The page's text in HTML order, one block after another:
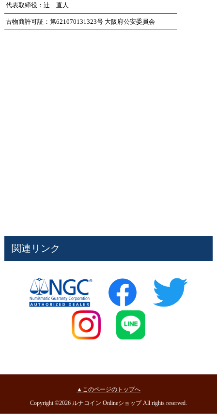
代表取締役：辻 直人
古物商許可証：第621070131323号 大阪府公安委員会
関連リンク
▲このページのトップへ
Copyright ©2026 ルナコイン Onlineショップ All rights reserved.